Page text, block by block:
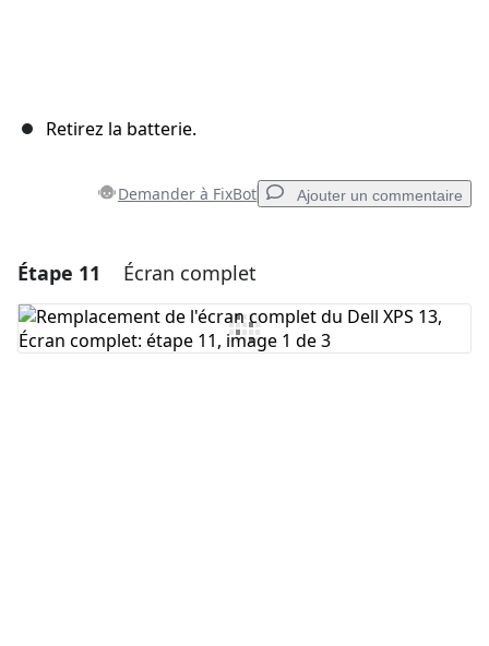
Retirez la batterie.
Demander à FixBot Ajouter un commentaire
Ajouter un commentaire
Ajouter un commentaire
Étape 11 Écran complet